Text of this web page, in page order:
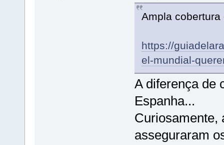
Ampla cobertura
https://
el-mundial-
A diferença de
Espanha...
Curiosamente,
asseguraram